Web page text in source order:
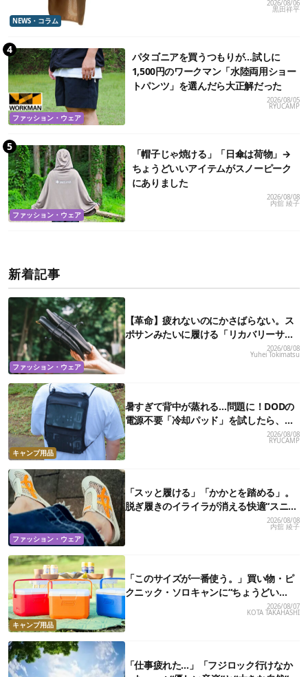
NEWS・コラム
2026/08/06
黒田祥平
ファッション・ウェア
パタゴニアを買うつもりが…試しに
1,500円のワークマン「水陸両用ショー
トパンツ」を選んだら大正解だった
2026/08/05
RYUCAMP
ファッション・ウェア
「帽子じゃ焼ける」「日傘は荷物」→
ちょうどいいアイテムがスノーピーク
にありました
2026/08/08
内舘 綾子
新着記事
ファッション・ウェア
【革命】疲れないのにかさばらない。ス
ポサンみたいに履ける「リカバリーサン
ダル」が大本命！
2026/08/08
Yuhei Tokimatsu
キャンプ用品
暑すぎて背中が蒸れる…問題に！DODの
電源不要「冷却パッド」を試したら、夏
の移動がラクになった
2026/08/08
RYUCAMP
ファッション・ウェア
「スッと履ける」「かかとを踏める」。
脱ぎ履きのイライラが消える快適“スニー
2026/08/08
内舘 綾子
キャンプ用品
「このサイズが一番使う。」買い物・ピ
クニック・ソロキャンに“ちょうどい
2026/08/07
KOTA TAKAHASHI
「仕事疲れた…」「フジロック行けなか